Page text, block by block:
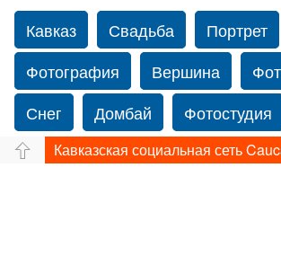
Кавказ Свадьба Портрет
Фотография
Вершина
Снег
Домбай Фотостудия
Путешествие
Перевал
Кавказская социальная сеть